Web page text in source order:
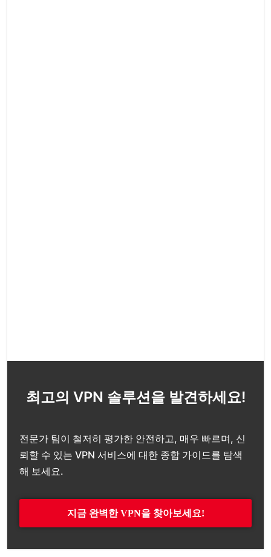
최고의 VPN 솔루션을 발견하세요!
전문가 팀이 철저히 평가한 안전하고, 매우 빠르며, 신
뢰할 수 있는 VPN 서비스에 대한 종합 가이드를 탐색
해 보세요.
지금 완벽한 VPN을 찾아보세요!